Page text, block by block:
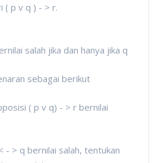
( p v q ) - > r.
salah jika dan hanya jika q
sebagai berikut
( p v q) - > r bernilai
- > q bernilai salah, tentukan